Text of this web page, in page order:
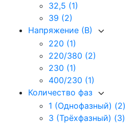
32,5 (1)
39 (2)
Напряжение (В)
220 (1)
220/380 (2)
230 (1)
400/230 (1)
Количество фаз
1 (Однофазный) (2)
3 (Трёхфазный) (3)